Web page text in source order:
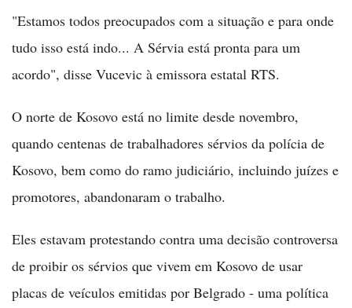
"Estamos todos preocupados com a situação e para onde
tudo isso está indo... A Sérvia está pronta para um
acordo", disse Vucevic à emissora estatal RTS.
O norte de Kosovo está no limite desde novembro,
quando centenas de trabalhadores sérvios da polícia de
Kosovo, bem como do ramo judiciário, incluindo juízes e
promotores, abandonaram o trabalho.
Eles estavam protestando contra uma decisão controversa
de proibir os sérvios que vivem em Kosovo de usar
placas de veículos emitidas por Belgrado - uma política